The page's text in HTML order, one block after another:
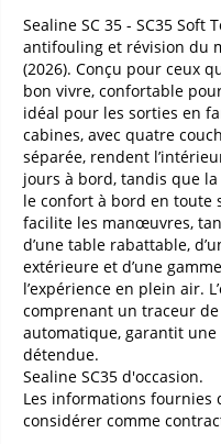
Sealine SC 35 - SC35 Soft
antifouling et révision du
(2026). Conçu pour ceux
bon vivre, confortable
idéal pour les sorties en
cabines, avec quatre
séparée, rendent
jours à bord, tandis que
le confort à bord en toute
facilite les manœuvres,
d’une table rabattable,
extérieure et d’une
l’expérience en plein air.
comprenant un traceur
automatique, garantit
détendue.
Sealine SC35 d'occasion.
Les informations fournies
considérer comme